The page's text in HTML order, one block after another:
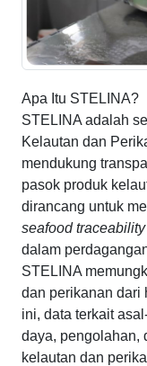
Apa Itu STELINA?
STELINA adalah
Kelautan dan
mendukung
pasok produk
dirancang untuk
seafood traceability
dalam
STELINA
dan perikanan dari
ini, data terkait
daya, pengolahan,
kelautan dan